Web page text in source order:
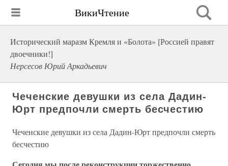
ВикиЧтение
Исторический маразм Кремля и «Болота» [Россией правят
двоечники!]
Нерсесов Юрий Аркадьевич
Чеченские девушки из села Дадин-
Юрт предпочли смерть бесчестию
Чеченские девушки из села Дадин-Юрт предпочли смерть
бесчестию